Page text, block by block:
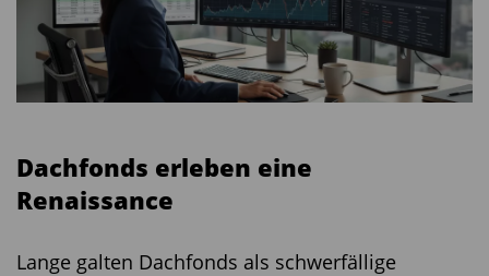
Dachfonds erleben eine
Renaissance
Lange galten Dachfonds als schwerfällige